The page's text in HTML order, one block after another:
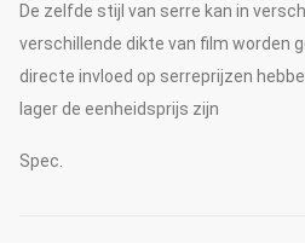
De zelfde stijl van serre kan in
verschillende dikte van film worden
directe invloed op serreprijzen
lager de eenheidsprijs zijn
Spec.